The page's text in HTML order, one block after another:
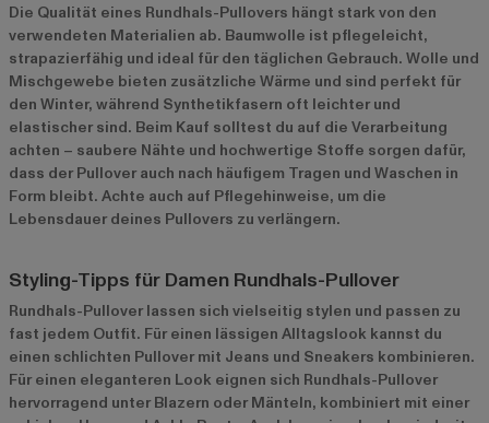
Die Qualität eines Rundhals-Pullovers hängt stark von den
verwendeten Materialien ab. Baumwolle ist pflegeleicht,
strapazierfähig und ideal für den täglichen Gebrauch. Wolle und
Mischgewebe bieten zusätzliche Wärme und sind perfekt für
den Winter, während Synthetikfasern oft leichter und
elastischer sind. Beim Kauf solltest du auf die Verarbeitung
achten – saubere Nähte und hochwertige Stoffe sorgen dafür,
dass der Pullover auch nach häufigem Tragen und Waschen in
Form bleibt. Achte auch auf Pflegehinweise, um die
Lebensdauer deines Pullovers zu verlängern.
Styling-Tipps für Damen Rundhals-Pullover
Rundhals-Pullover lassen sich vielseitig stylen und passen zu
fast jedem Outfit. Für einen lässigen Alltagslook kannst du
einen schlichten Pullover mit Jeans und Sneakers kombinieren.
Für einen eleganteren Look eignen sich Rundhals-Pullover
hervorragend unter Blazern oder Mänteln, kombiniert mit einer